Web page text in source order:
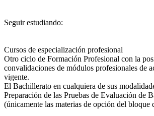
Seguir estudiando:
Cursos de especialización profesional
Otro ciclo de Formación Profesional con la
convalidaciones de módulos profesionales de
vigente.
El Bachillerato en cualquiera de sus
Preparación de las Pruebas de Evaluación de
(únicamente las materias de opción del bloque